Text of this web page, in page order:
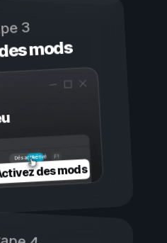
3
mods
Activé
Désactivé
des mods